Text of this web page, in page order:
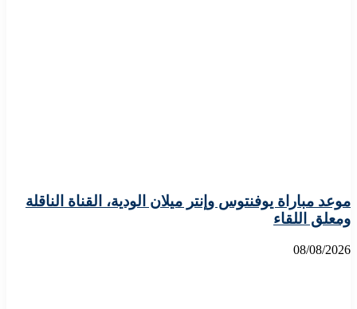
موعد مباراة يوفنتوس وإنتر ميلان الودية، القناة الناقلة
ومعلق اللقاء
08/08/2026